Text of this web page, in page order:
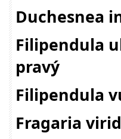
Duchesnea
Filipendula
pravý
Filipendula
Fragaria